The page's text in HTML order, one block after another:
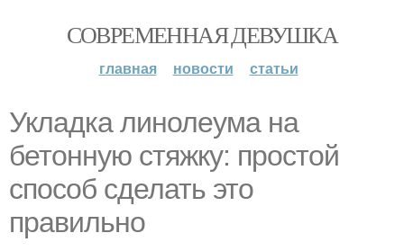
СОВРЕМЕННАЯ ДЕВУШКА
главная новости статьи
Укладка линолеума на
бетонную стяжку: простой
способ сделать это
правильно